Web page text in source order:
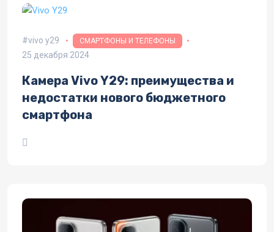
vivo y29 СМАРТФОНЫ И ТЕЛЕФОНЫ
25 декабря 2024
Камера Vivo Y29: преимущества и
недостатки нового бюджетного
смартфона